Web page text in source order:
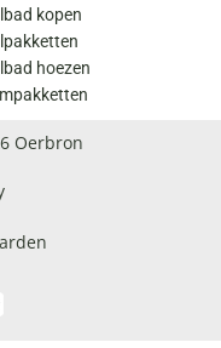
kopen
hoezen
Oerbron